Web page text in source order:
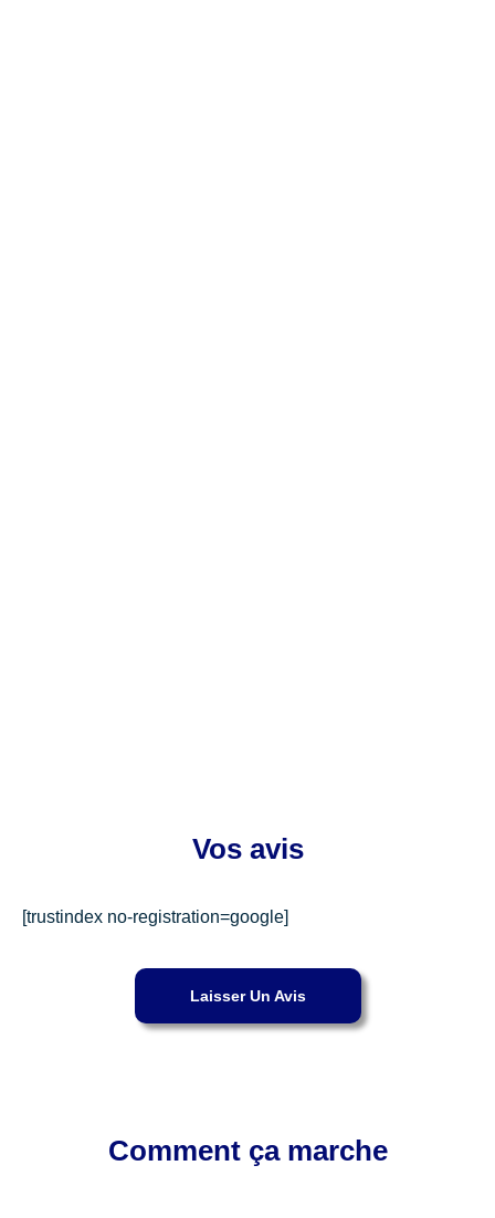
Vos avis
[trustindex no-registration=google]
Laisser Un Avis
Comment ça marche